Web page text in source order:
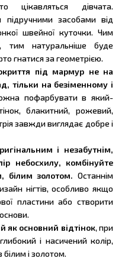
цікавляться дівчата.
підручними засобами від
швейної куточки. Чим
тим натуральніше буде
гнатися за геометрією.
під мармур не на
тільки на безіменному і
пофарбувати в який-
блакитний, рожевий,
завжди виглядає добре і
і незабутнім,
небосхилу, комбінуйте
білим золотом. Останнім
нігтів, особливо якщо
пластини або створити
як основний відтінок, при
і насичений колір,
і золотом.